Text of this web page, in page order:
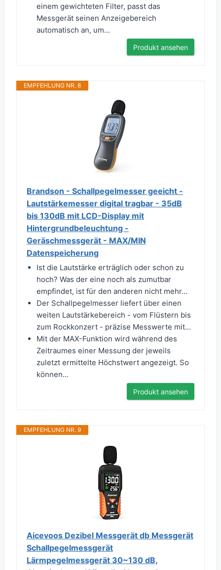
einem gewichteten Filter, passt das
Messgerät seinen Anzeigebereich
automatisch an, um...
Produkt ansehen
EMPFEHLUNG NR. 8
Brandson - Schallpegelmesser geeicht -
Lautstärkemesser digital tragbar - 35dB
bis 130dB mit LCD-Display mit
Hintergrundbeleuchtung -
Geräschmessgerät - MAX/MIN
Datenspeicherung
Ist die Lautstärke erträglich oder schon zu
hoch? Was der eine noch als zumutbar
empfindet, ist für den anderen nicht mehr...
Der Schallpegelmesser liefert über einen
weiten Lautstärkebereich - vom Flüstern bis
zum Rockkonzert - präzise Messwerte mit...
Mit der MAX-Funktion wird während des
Zeitraumes einer Messung der jeweils
zuletzt ermittelte Höchstwert angezeigt. So
können...
Produkt ansehen
EMPFEHLUNG NR. 9
Aicevoos Dezibel Messgerät db Messgerät
Schallpegelmessgerät
Lärmpegelmessgerät 30~130 dB,